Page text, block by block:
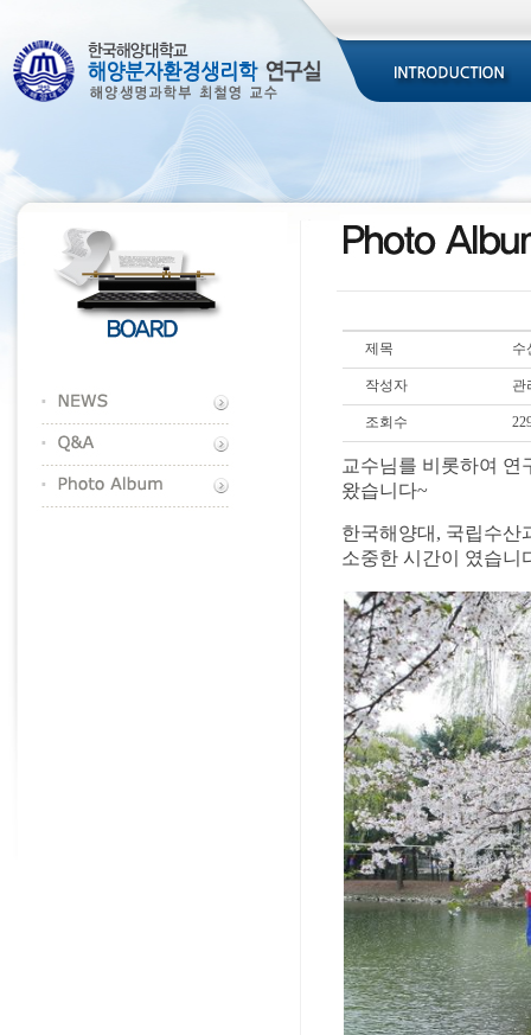
제목 수
작성자 관
조회수
교수님를 비롯하여 연
왔습니다~
한국해양대, 국립수산
소중한 시간이 였습니